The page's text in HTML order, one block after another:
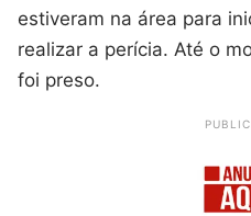
estiveram na área para
realizar a perícia. Até o
foi preso.